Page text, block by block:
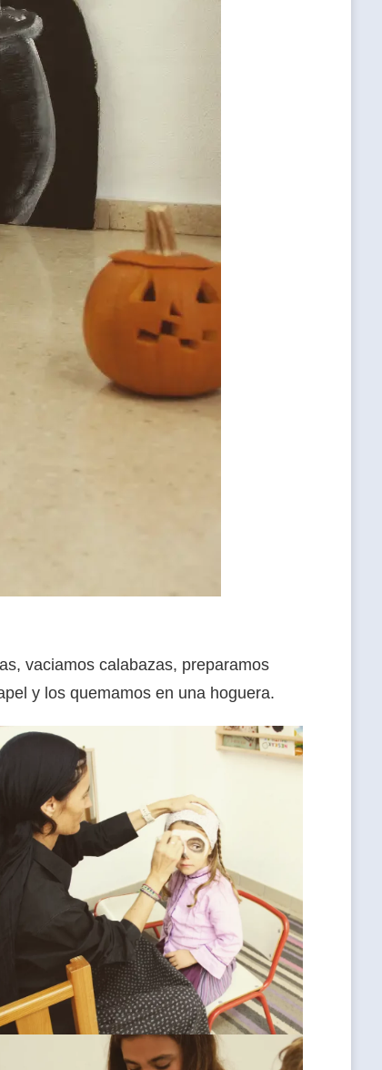
vaciamos calabazas, preparamos
y los quemamos en una hoguera.